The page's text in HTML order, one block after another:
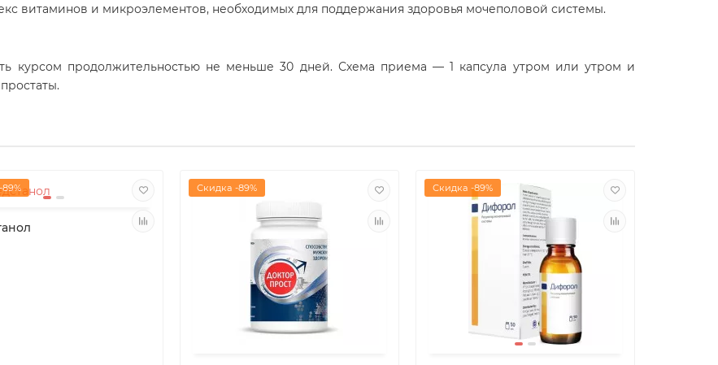
витаминов и микроэлементов, необходимых для поддержания здоровья мочеполовой системы.
курсом продолжительностью не меньше 30 дней. Схема приема — 1 капсула утром или утром и
Скидка -89% Скидка -89%